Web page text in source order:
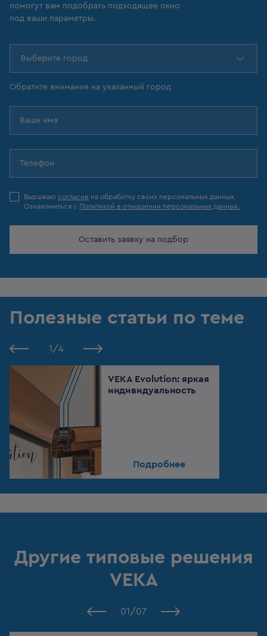
помогут вам подобрать подходящее окно
под ваши параметры.
Выберите город
Обратите внимание на указанный город
Выражаю согласие на обработку своих персональных данных.
Ознакомиться с Политикой в отношении персональных данных.
Оставить заявку на подбор
Полезные статьи по теме
1 /4
VEKA Evolution: яркая
индивидуальность
Подробнее
Другие типовые решения
VEKA
01 /07